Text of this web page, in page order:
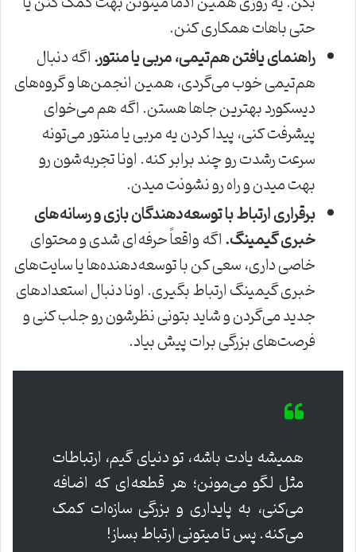
حتی باهات همکاری کنن.
راهنمای یافتن هم‌تیمی، مربی یا منتور.اگه دنبال
هم‌تیمی خوب می‌گردی، همین انجمن‌ها و گروه‌های
دیسکورد بهترین جاها هستن. اگه هم می‌خوای
پیشرفت کنی، پیدا کردن یه مربی یا منتور می‌تونه
سرعت رشدت رو چند برابر کنه. اونا تجربه‌شون رو
بهت میدن و راه رو نشونت میدن.
برقراری ارتباط با توسعه‌دهندگان بازی و رسانه‌های
خبری گیمینگ.اگه واقعاً حرفه‌ای شدی و محتوای
خاصی داری، سعی کن با توسعه‌دهنده‌ها یا سایت‌های
خبری گیمینگ ارتباط بگیری. اونا دنبال استعدادهای
جدید می‌گردن و شاید بتونی نظرشون رو جلب کنی و
فرصت‌های بزرگی برات پیش بیاد.
همیشه یادت باشه، تو دنیای گیم، ارتباطات
مثل لگو می‌مونن؛ هر قطعه‌ای که اضافه
می‌کنی، به پایداری و بزرگی سازه‌ات کمک
می‌کنه. پس تا میتونی ارتباط بساز!